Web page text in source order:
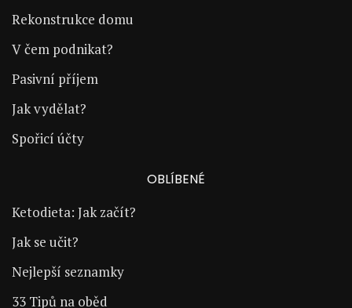
Rekonstrukce domu
V čem podnikat?
Pasivní příjem
Jak vydělat?
Spořicí účty
OBLÍBENÉ
Ketodieta: Jak začít?
Jak se učit?
Nejlepší seznamky
33 Tipů na oběd